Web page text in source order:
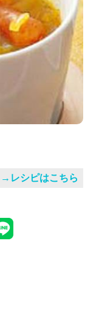
→レシピはこちら